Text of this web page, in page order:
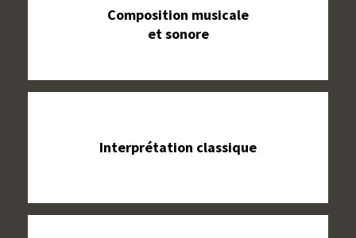
Composition musicale
et sonore
Interprétation classique